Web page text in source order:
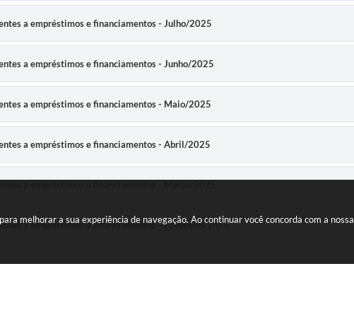
melhorar a sua experiência de navegação. Ao continuar você concorda com a nossa
a empréstimos e financiamentos - Julho/2025
a empréstimos e financiamentos - Junho/2025
a empréstimos e financiamentos - Maio/2025
a empréstimos e financiamentos - Abril/2025
a empréstimos e financiamentos - Fevereiro/2025
a empréstimos e financiamentos - Janeiro/2025